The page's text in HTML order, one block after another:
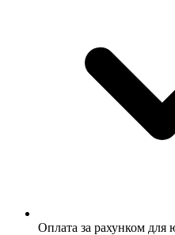
Оплата за рахунком для